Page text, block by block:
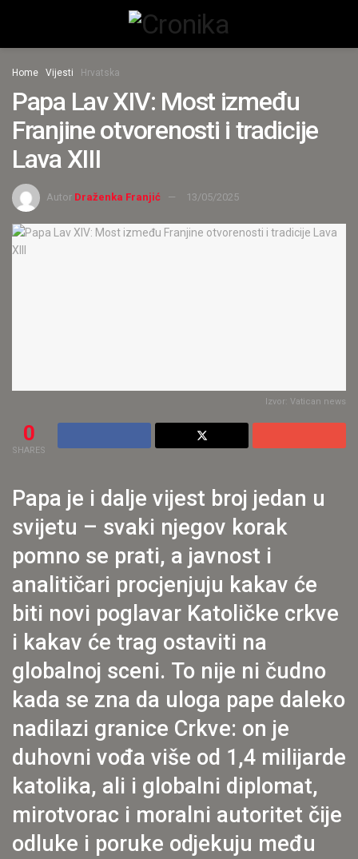
Home Vijesti Hrvatska
Papa Lav XIV: Most između
Franjine otvorenosti i tradicije
Lava XIII
Autor Draženka Franjić 13/05/2025
Izvor: Vatican news
0
SHARES
Papa je i dalje vijest broj jedan u
svijetu – svaki njegov korak
pomno se prati, a javnost i
analitičari procjenjuju kakav će
biti novi poglavar Katoličke crkve
i kakav će trag ostaviti na
globalnoj sceni. To nije ni čudno
kada se zna da uloga pape daleko
nadilazi granice Crkve: on je
duhovni vođa više od 1,4 milijarde
katolika, ali i globalni diplomat,
mirotvorac i moralni autoritet čije
odluke i poruke odjekuju među